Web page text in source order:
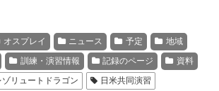
オスプレイ ニュース 予定
地域
訓練・演習情報 記録のページ
資料
ゾリュートドラゴン
日米共同演習